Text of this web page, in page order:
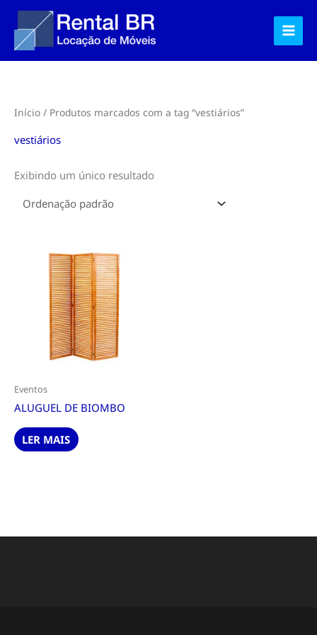
para
conteúdo
Início / Produtos marcados com a tag “vestiários”
vestiários
Exibindo um único resultado
Eventos
ALUGUEL DE BIOMBO
LER MAIS